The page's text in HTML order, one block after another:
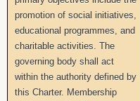
promotion of social initiatives,
educational programmes, and
charitable activities. The
governing body shall act
within the authority defined by
this Charter. Membership